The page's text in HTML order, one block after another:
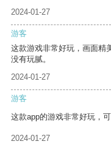
2024-01-27
游客
这款游戏非常好玩，画面精
没有玩腻。
2024-01-27
游客
这款app的游戏非常好玩，
2024-01-27